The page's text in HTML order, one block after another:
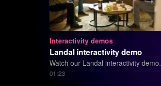
Interactivity demos
Landal interactivity demo
Watch our Landal interactivity demo.
01:23